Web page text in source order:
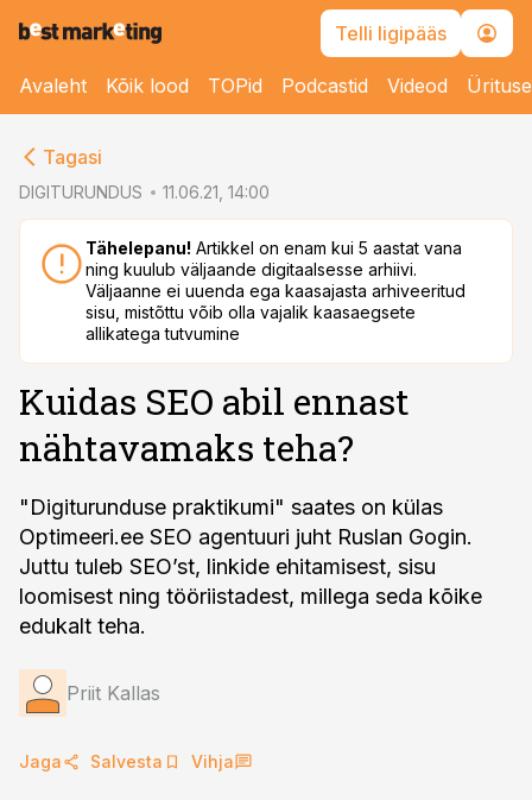
Telli ligipääs
Avaleht Kõik lood TOPid Podcastid Videod
Tagasi
DIGITURUNDUS 11.06.21, 14:00
Tähelepanu! Artikkel on enam kui 5 aastat vana
ning kuulub väljaande digitaalsesse arhiivi.
Väljaanne ei uuenda ega kaasajasta arhiveeritud
sisu, mistõttu võib olla vajalik kaasaegsete
allikatega tutvumine
Kuidas SEO abil ennast
nähtavamaks teha?
"Digiturunduse praktikumi" saates on külas
Optimeeri.ee SEO agentuuri juht Ruslan Gogin.
Juttu tuleb SEO’st, linkide ehitamisest, sisu
loomisest ning tööriistadest, millega seda kõike
edukalt teha.
Priit Kallas
Jaga Salvesta Vihja